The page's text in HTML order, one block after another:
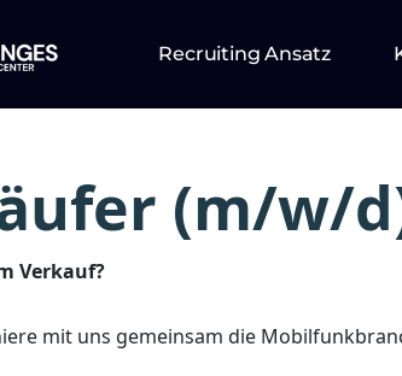
Recruiting Ansatz
(m/w/
Verkauf?
mit uns gemeinsam die